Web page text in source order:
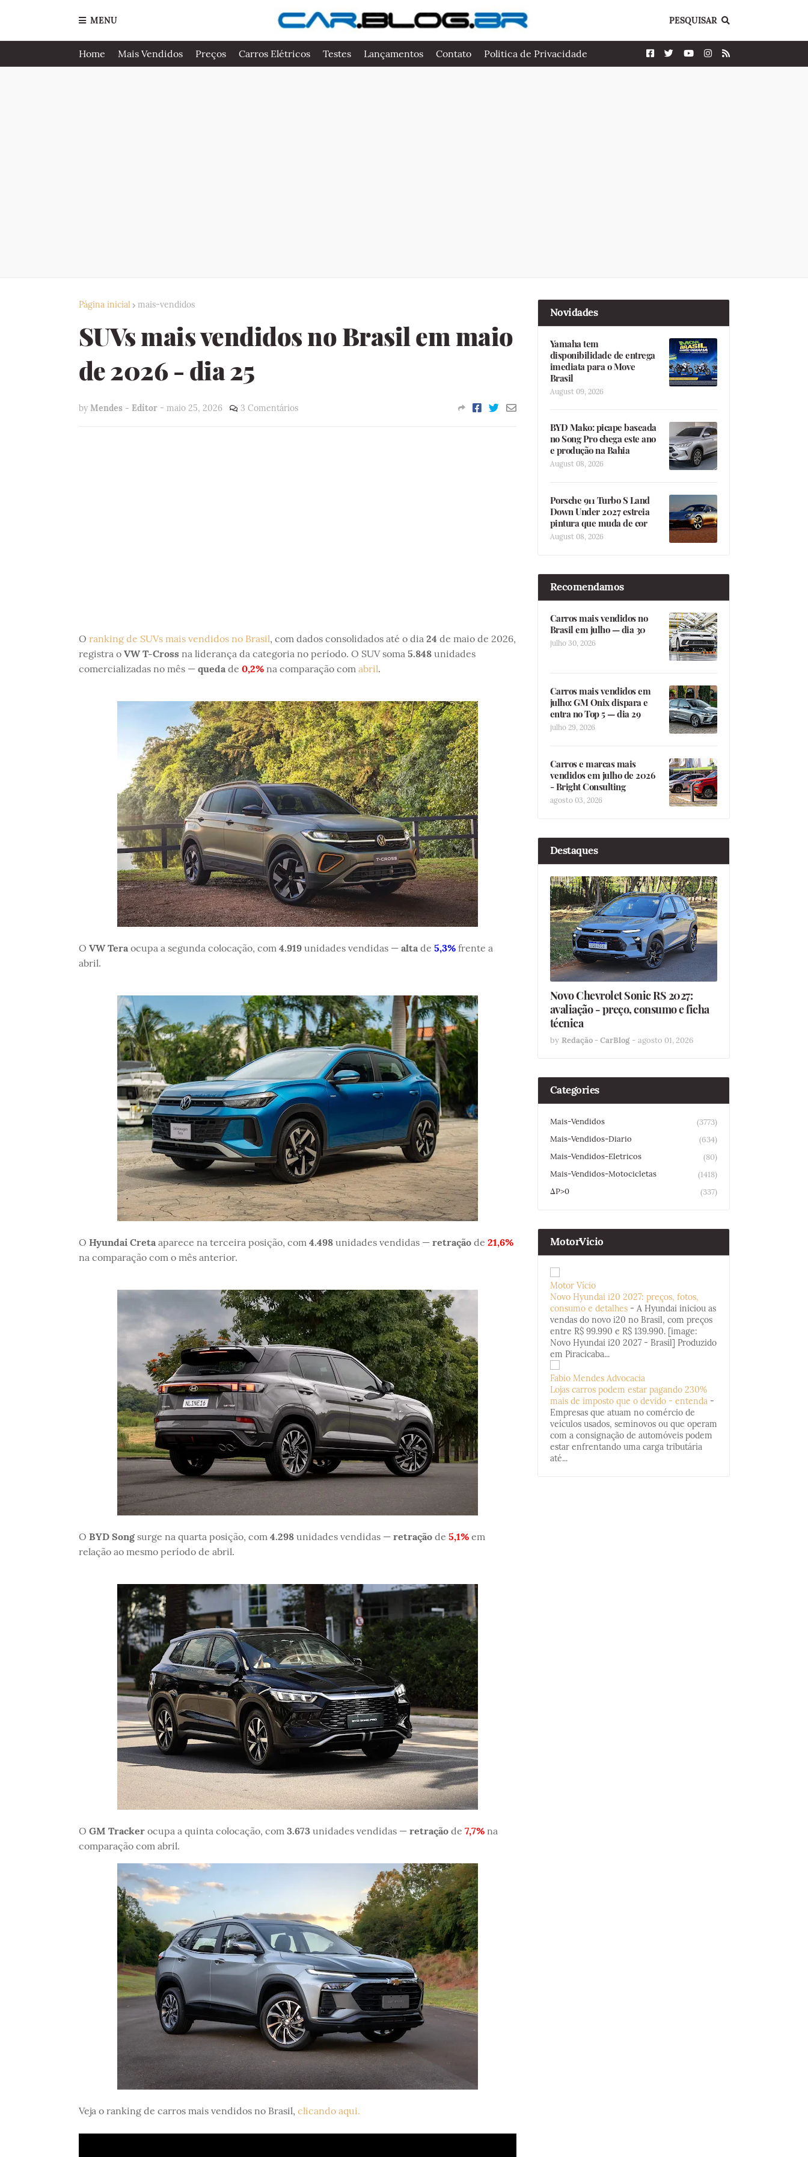
MENU PESQUISAR
Home Mais Vendidos Preços Carros Elétricos Testes Lançamentos Contato Politica de Privacidade
Página inicial mais-vendidos
SUVs mais vendidos no Brasil em maio
de 2026 - dia 25
by Mendes - Editor - maio 25, 2026 3 Comentários
O ranking de SUVs mais vendidos no Brasil, com dados consolidados até o dia 24de maio de 2026,
registra o VW T-Crossna liderança da categoria no período. O SUV soma 5.848unidades
comercializadas no mês — quedade 0,2%na comparação com abril.
O VW Teraocupa a segunda colocação, com 4.919unidades vendidas — altade 5,3%frente a
abril.
O Hyundai Cretaaparece na terceira posição, com 4.498unidades vendidas — retraçãode 21,6%
na comparação com o mês anterior.
O BYD Songsurge na quarta posição, com 4.298unidades vendidas — retraçãode 5,1%em
relação ao mesmo período de abril.
O GM Trackerocupa a quinta colocação, com 3.673unidades vendidas — retraçãode 7,7%na
comparação com abril.
Veja o ranking de carros mais vendidos no Brasil, clicando aqui.
Novidades
Yamaha tem
disponibilidade de entrega
imediata para o Move
Brasil
August 09, 2026
BYD Mako: picape baseada
no Song Pro chega este ano
e produção na Bahia
August 08, 2026
Porsche 911 Turbo S Land
Down Under 2027 estreia
pintura que muda de cor
August 08, 2026
Recomendamos
Carros mais vendidos no
Brasil em julho — dia 30
julho 30, 2026
Carros mais vendidos em
julho: GM Onix dispara e
entra no Top 5 — dia 29
julho 29, 2026
Carros e marcas mais
vendidos em julho de 2026
- Bright Consulting
agosto 03, 2026
Destaques
Novo Chevrolet Sonic RS 2027:
avaliação - preço, consumo e ficha
técnica
by Redação - CarBlog - agosto 01, 2026
Categories
Mais-Vendidos
(3773)
Mais-Vendidos-Diario
(634)
Mais-Vendidos-Eletricos
(80)
Mais-Vendidos-Motocicletas
(1418)
ΔP>0
(337)
MotorVicio
Motor Vício
Novo Hyundai i20 2027: preços, fotos,
consumo e detalhes - A Hyundai iniciou as
vendas do novo i20 no Brasil, com preços
entre R$ 99.990 e R$ 139.990. [image:
Novo Hyundai i20 2027 - Brasil] Produzido
em Piracicaba...
Fabio Mendes Advocacia
Lojas carros podem estar pagando 230%
mais de imposto que o devido - entenda -
Empresas que atuam no comércio de
veículos usados, seminovos ou que operam
com a consignação de automóveis podem
estar enfrentando uma carga tributária
até...